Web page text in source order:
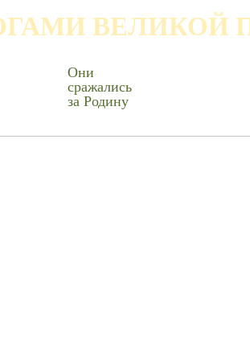
ВЕЛИКОЙ
Они
сражались
за Родину